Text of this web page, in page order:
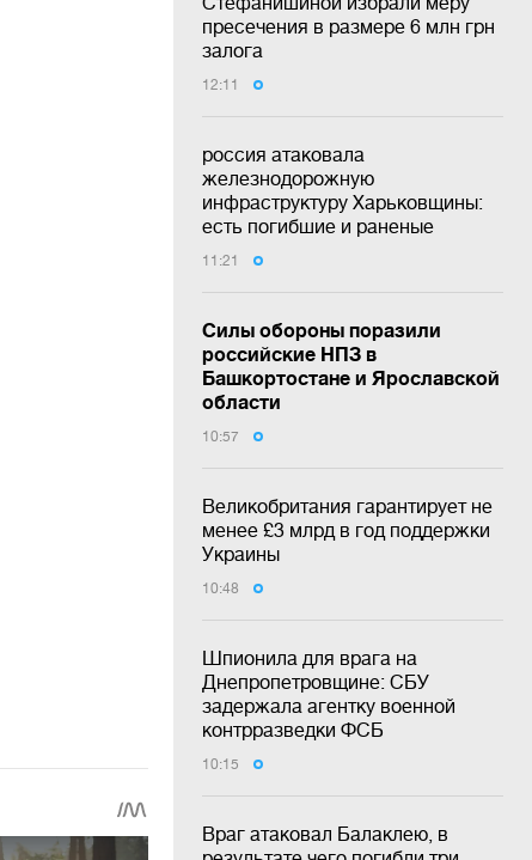
пресечения в размере 6 млн грн
залога
12:11
россия атаковала
железнодорожную
инфраструктуру Харьковщины:
есть погибшие и раненые
11:21
Силы обороны поразили
российские НПЗ в
Башкортостане и Ярославской
области
10:57
Великобритания гарантирует не
менее £3 млрд в год поддержки
Украины
10:48
Шпионила для врага на
Днепропетровщине: СБУ
задержала агентку военной
контрразведки ФСБ
10:15
Враг атаковал Балаклею, в